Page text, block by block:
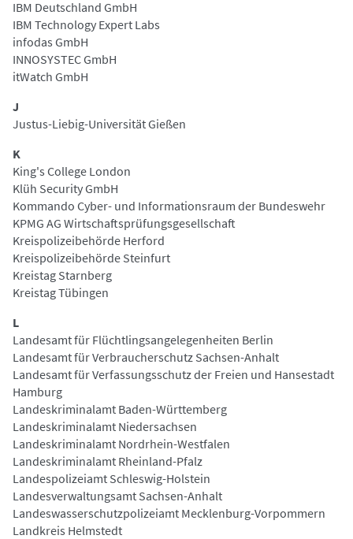
IBM Deutschland GmbH
IBM Technology Expert Labs
infodas GmbH
INNOSYSTEC GmbH
itWatch GmbH
J
Justus-Liebig-Universität Gießen
K
King's College London
Klüh Security GmbH
Kommando Cyber- und Informationsraum der Bundeswehr
KPMG AG Wirtschaftsprüfungsgesellschaft
Kreispolizeibehörde Herford
Kreispolizeibehörde Steinfurt
Kreistag Starnberg
Kreistag Tübingen
L
Landesamt für Flüchtlingsangelegenheiten Berlin
Landesamt für Verbraucherschutz Sachsen-Anhalt
Landesamt für Verfassungsschutz der Freien und Hansestadt
Hamburg
Landeskriminalamt Baden-Württemberg
Landeskriminalamt Niedersachsen
Landeskriminalamt Nordrhein-Westfalen
Landeskriminalamt Rheinland-Pfalz
Landespolizeiamt Schleswig-Holstein
Landesverwaltungsamt Sachsen-Anhalt
Landeswasserschutzpolizeiamt Mecklenburg-Vorpommern
Landkreis Helmstedt